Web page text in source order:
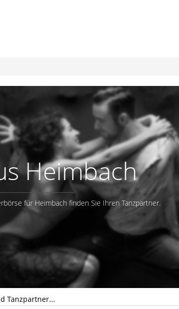
Heimbach
für Heimbach finden Sie Ihren Tanzpartner.
Tanzpartner...